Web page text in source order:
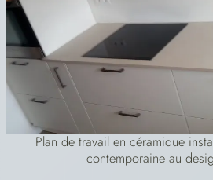
Plan de travail en céramique
contemporaine au